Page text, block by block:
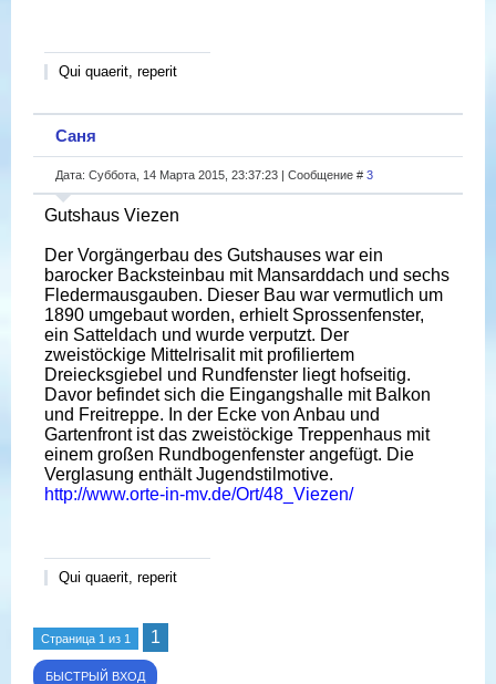
Qui quaerit, reperit
Саня
Дата: Суббота, 14 Марта 2015, 23:37:23 | Сообщение # 3
Gutshaus Viezen
Der Vorgängerbau des Gutshauses war ein
barocker Backsteinbau mit Mansarddach und sechs
Fledermausgauben. Dieser Bau war vermutlich um
1890 umgebaut worden, erhielt Sprossenfenster,
ein Satteldach und wurde verputzt. Der
zweistöckige Mittelrisalit mit profiliertem
Dreiecksgiebel und Rundfenster liegt hofseitig.
Davor befindet sich die Eingangshalle mit Balkon
und Freitreppe. In der Ecke von Anbau und
Gartenfront ist das zweistöckige Treppenhaus mit
einem großen Rundbogenfenster angefügt. Die
Verglasung enthält Jugendstilmotive.
http://www.orte-in-mv.de/Ort/48_Viezen/
Qui quaerit, reperit
Страница 1 из 1 1